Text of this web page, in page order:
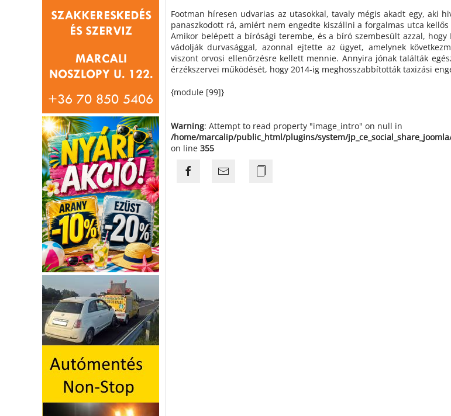
Footman híresen udvarias az utasokkal, tavaly mégis akadt egy, aki
panaszkodott rá, amiért nem engedte kiszállni a forgalmas utca kellős
Amikor belépett a bírósági terembe, és a bíró szembesült azzal, hogy
vádolják durvasággal, azonnal ejtette az ügyet, amelynek
viszont orvosi ellenőrzésre kellett mennie. Annyira jónak találták
érzékszervei működését, hogy 2014-ig meghosszabbították taxizási
{module [99]}
Warning: Attempt to read property "image_intro" on null in
/home/marcalip/public_html/plugins/system/
on line 355